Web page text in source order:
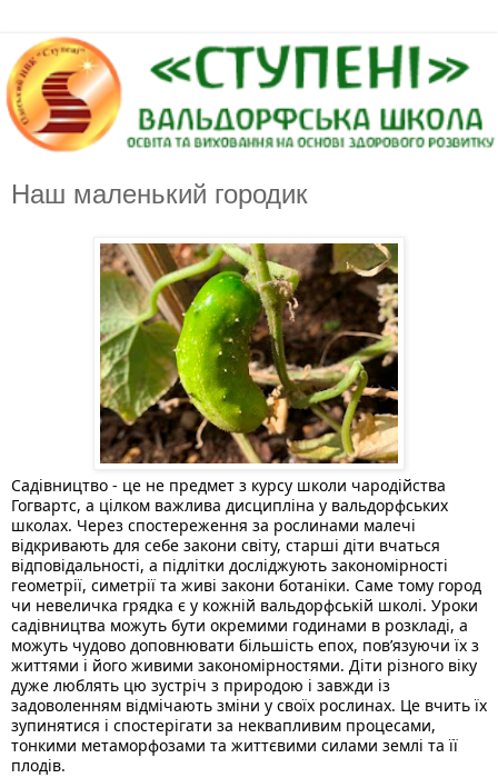
Наш маленький городик
Садівництво - це не предмет з курсу школи чародійства
Гогвартс, а цілком важлива дисципліна у вальдорфських
школах. Через спостереження за рослинами малечі
відкривають для себе закони світу, старші діти вчаться
відповідальності, а підлітки досліджують закономірності
геометрії, симетрії та живі закони ботаніки. Саме тому город
чи невеличка грядка є у кожній вальдорфській школі. Уроки
садівництва можуть бути окремими годинами в розкладі, а
можуть чудово доповнювати більшість епох, пов’язуючи їх з
життями і його живими закономірностями. Діти різного віку
дуже люблять цю зустріч з природою і завжди із
задоволенням відмічають зміни у своїх рослинах. Це вчить їх
зупинятися і спостерігати за неквапливим процесами,
тонкими метаморфозами та життєвими силами землі та її
плодів.